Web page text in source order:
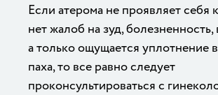
Если атерома не проявляет себя
нет жалоб на зуд,
а только ощущается уплотнение
паха, то все равно следует
проконсультироваться с